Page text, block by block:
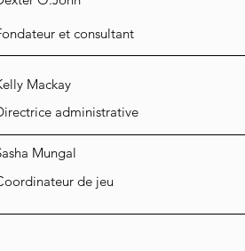
et consultant
Mackay
administrative
Mungal
de jeu